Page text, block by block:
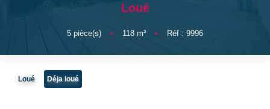
NOTRE AGENCE
Loué
5 pièce(s) • 118 m² • Réf : 9996
Loué Déja loué